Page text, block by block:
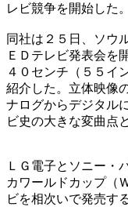
レビ競争を開始した。
同社は２５日、ソウ
ＥＤテレビ発表会を
４０センチ（５５イ
紹介した。立体映像
ナログからデジタル
ビ史の大きな変曲点
ＬＧ電子とソニー・
カワールドカップ（
ビを相次いで発売す